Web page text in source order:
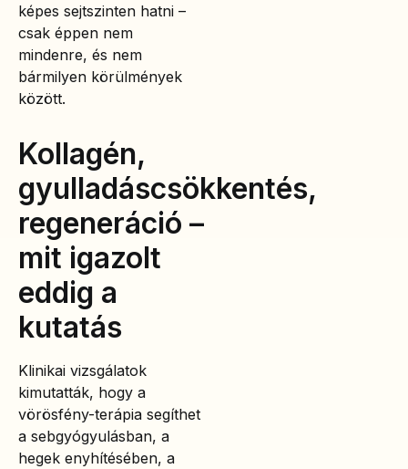
képes sejtszinten hatni –
csak éppen nem
mindenre, és nem
bármilyen körülmények
között.
Kollagén,
gyulladáscsökkentés,
regeneráció –
mit igazolt
eddig a
kutatás
Klinikai vizsgálatok
kimutatták, hogy a
vörösfény-terápia segíthet
a sebgyógyulásban, a
hegek enyhítésében, a